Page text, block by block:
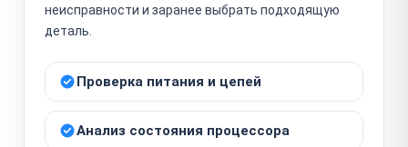
неисправности и заранее выбрать подходящую
деталь.
Проверка питания и цепей
Анализ состояния процессора